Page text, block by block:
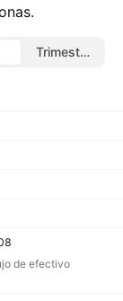
Trimestral
de efectivo